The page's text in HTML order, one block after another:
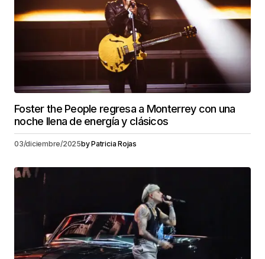
Foster the People regresa a Monterrey con una
noche llena de energía y clásicos
03/diciembre/2025byPatricia Rojas